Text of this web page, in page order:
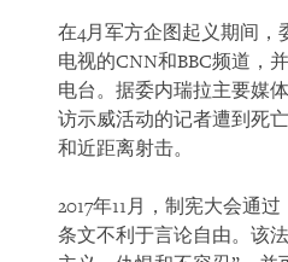
在4月军方企图起义期间，
电视的CNN和BBC频道，
电台。据委内瑞拉主要媒
访示威活动的记者遭到死
和近距离射击。
2017年11月，制宪大会通
条文不利于言论自由。该